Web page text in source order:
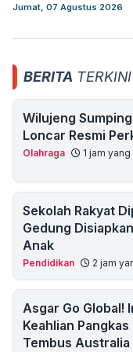
Jumat, 07 Agustus 2026
BERITA TERKINI
Wilujeng
Loncar Resmi
Olahraga 1 jam yang
Sekolah Rakyat
Gedung
Anak
Pendidikan 2 jam
Asgar Go Global!
Keahlian
Tembus Australia